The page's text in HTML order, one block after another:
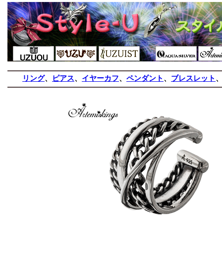
リング、 ピアス、 イヤーカフ、 ペンダント 、 ブレスレット